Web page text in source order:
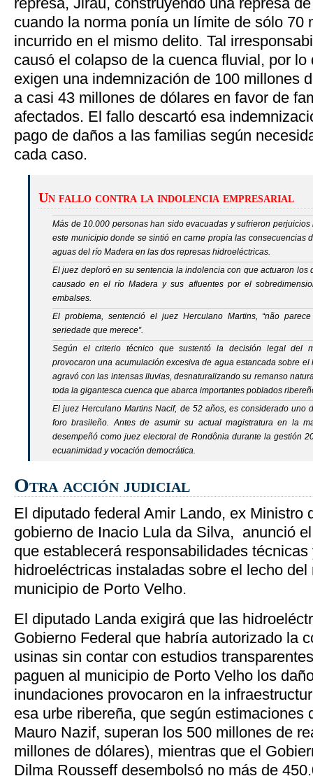
cuando la norma ponía un límite de sólo 70
incurrido en el mismo delito. Tal
causó el colapso de la cuenca fluvial, por
exigen una indemnización de 100 millones
a casi 43 millones de dólares en favor de
afectados. El fallo descartó esa
pago de daños a las familias según
cada caso.
Un fallo contra la indolencia empresarial
Más de 10.000 personas han sido evacuadas y sufrieron
este municipio donde se sintió en carne propia las consecuencias
aguas del río Madera en las dos represas hidroeléctricas.
El juez deploró en su sentencia la indolencia con que actuaron los
causado en el río Madera y sus afluentes por el
embalses.
El problema, sentenció el juez Herculano Martins, “não
seriedade que merece”.
Según el criterio técnico que sustentó la decisión legal del
provocaron una acumulación excesiva de agua estancada sobre
agravó con las intensas lluvias, desnaturalizando su remanso
toda la gigantesca cuenca que abarca importantes poblados
El juez Herculano Martins Nacif, de 52 años, es considerado uno
foro brasileño. Antes de asumir su actual magistratura en la
desempeñó como juez electoral de Rondônia durante la gestión
ecuanimidad y vocación democrática.
Otra acción judicial
El diputado federal Amir Lando, ex Ministro
gobierno de Inacio Lula da Silva, anunció
que establecerá responsabilidades
hidroeléctricas instaladas sobre el lecho
municipio de Porto Velho.
El diputado Landa exigirá que las
Gobierno Federal que habría autorizado la
usinas sin contar con estudios
paguen al municipio de Porto Velho los
inundaciones provocaron en la
esa urbe ribereña, que según estimaciones
Mauro Nazif, superan los 500 millones de
millones de dólares), mientras que el
Dilma Rousseff desembolsó no más de